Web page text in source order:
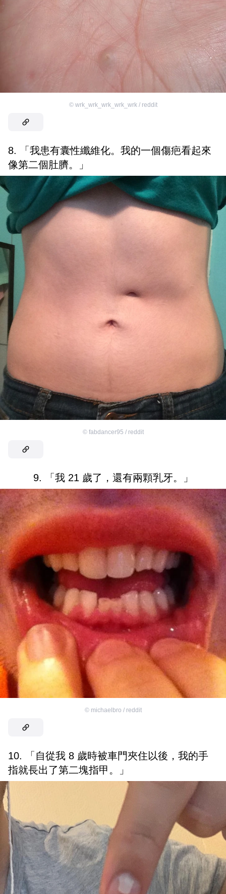
© wrk_wrk_wrk_wrk_wrk / reddit
8. 「我患有囊性纖維化。我的一個傷疤看起來
像第二個肚臍。」
© fabdancer95 / reddit
9. 「我 21 歲了，還有兩顆乳牙。」
© michaelbro / reddit
10. 「自從我 8 歲時被車門夾住以後，我的手
指就長出了第二塊指甲。」